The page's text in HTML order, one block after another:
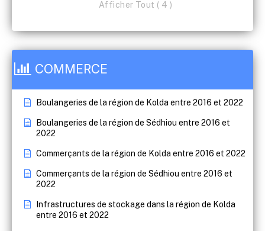
Afficher Tout ( 4 )
COMMERCE
Boulangeries de la région de Kolda entre 2016 et 2022
Boulangeries de la région de Sédhiou entre 2016 et
2022
Commerçants de la région de Kolda entre 2016 et 2022
Commerçants de la région de Sédhiou entre 2016 et
2022
Infrastructures de stockage dans la région de Kolda
entre 2016 et 2022